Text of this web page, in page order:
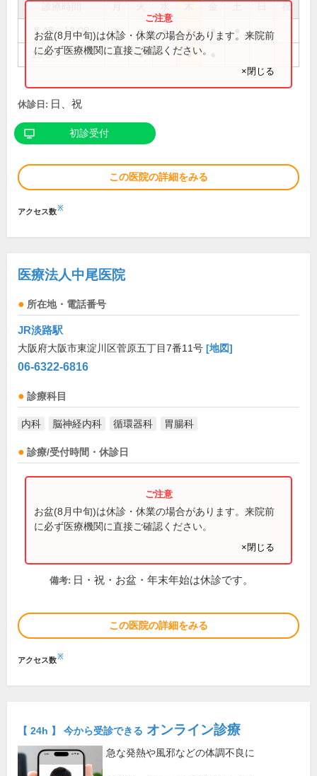
祝
8:45～12:00 ● ● ● ● ●
15:00～18:00 ● ● ●
お盆(8月中旬)は休診・休業の場合があります。来院前
に必ず医療機関に直接ご確認ください。
×閉じる
休診日: 日、祝
初診受付
この医院の詳細をみる
アクセス数※
医療法人中尾医院
所在地・電話番号
JR淡路駅
大阪府大阪市東淀川区菅原五丁目7番11号 [地図]
06-6322-6816
診療科目
内科 脳神経内科 循環器科 胃腸科
診療/受付時間・休診日
お盆(8月中旬)は休診・休業の場合があります。来院前
に必ず医療機関に直接ご確認ください。
×閉じる
備考: 日・祝・お盆・年末年始は休診です。
この医院の詳細をみる
アクセス数※
【 24h 】 今から受診できる オンライン診療
急な発熱や風邪などの体調不良に